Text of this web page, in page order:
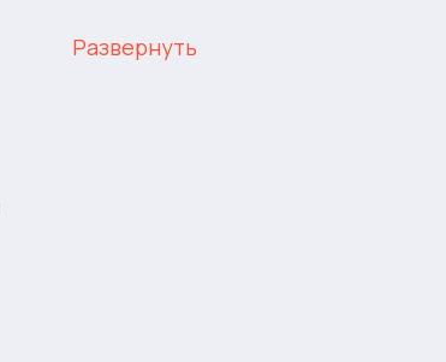
Развернуть